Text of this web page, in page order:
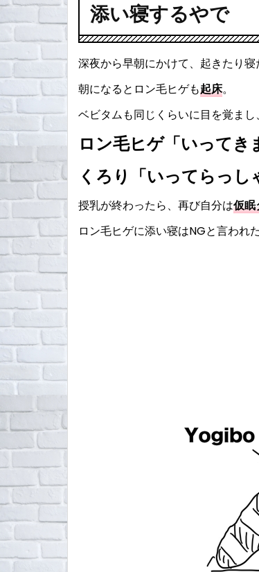
添い寝するやで
深夜から早朝にかけて、起きたり寝
朝になるとロン毛ヒゲも起床。
ベビタムも同じくらいに目を覚ま
ロン毛ヒゲ「いってき
くろり「いってらっし
授乳が終わったら、再び自分は仮眠
ロン毛ヒゲに添い寝はNGと言われ